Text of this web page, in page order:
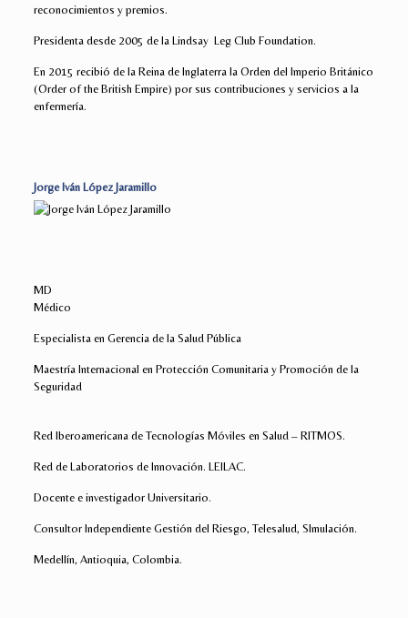
reconocimientos y premios.
Presidenta desde 2005 de la Lindsay Leg Club Foundation.
En 2015 recibió de la Reina de Inglaterra la Orden del Imperio Británico
(Order of the British Empire) por sus contribuciones y servicios a la
enfermería.
Jorge Iván López Jaramillo
MD
Médico
Especialista en Gerencia de la Salud Pública
Maestría Internacional en Protección Comunitaria y Promoción de la
Seguridad
Red Iberoamericana de Tecnologías Móviles en Salud – RITMOS.
Red de Laboratorios de Innovación. LEILAC.
Docente e investigador Universitario.
Consultor Independiente Gestión del Riesgo, Telesalud, SImulación.
Medellín, Antioquia, Colombia.